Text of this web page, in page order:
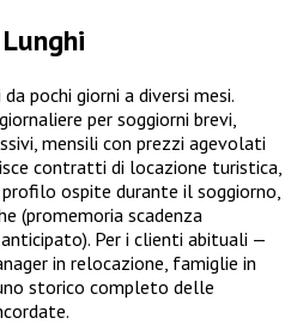
pochi giorni a diversi mesi.
per soggiorni brevi,
mensili con prezzi agevolati
contratti di locazione turistica,
ospite durante il soggiorno,
(promemoria scadenza
Per i clienti abituali —
in relocazione, famiglie in
storico completo delle